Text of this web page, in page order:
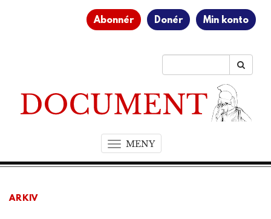
Abonnér Donér Min konto
MENYT
o
ARKIV